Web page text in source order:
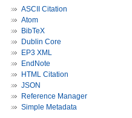
ASCII Citation
Atom
BibTeX
Dublin Core
EP3 XML
EndNote
HTML Citation
JSON
Reference Manager
Simple Metadata